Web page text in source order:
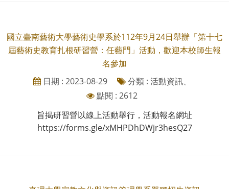
國立臺南藝術大學藝術史學系於112年9月24日舉辦「第十七
屆藝術史教育扎根研習營：任藝門」活動，歡迎本校師生報
名參加
日期 : 2023-08-29
分類 : 活動資訊、
點閱 : 2612
旨揭研習營以線上活動舉行，活動報名網址
https://forms.gle/xMHPDhDWjr3hesQ27